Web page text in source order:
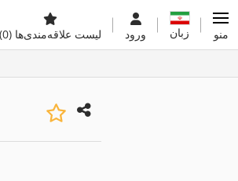
لیست علاقه‌مندی‌ها (0) ورود زبان منو